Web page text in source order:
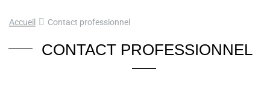
Accueil Contact professionnel
CONTACT PROFESSIONNEL